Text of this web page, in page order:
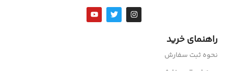
راهنمای خرید
نحوه ثبت سفارش